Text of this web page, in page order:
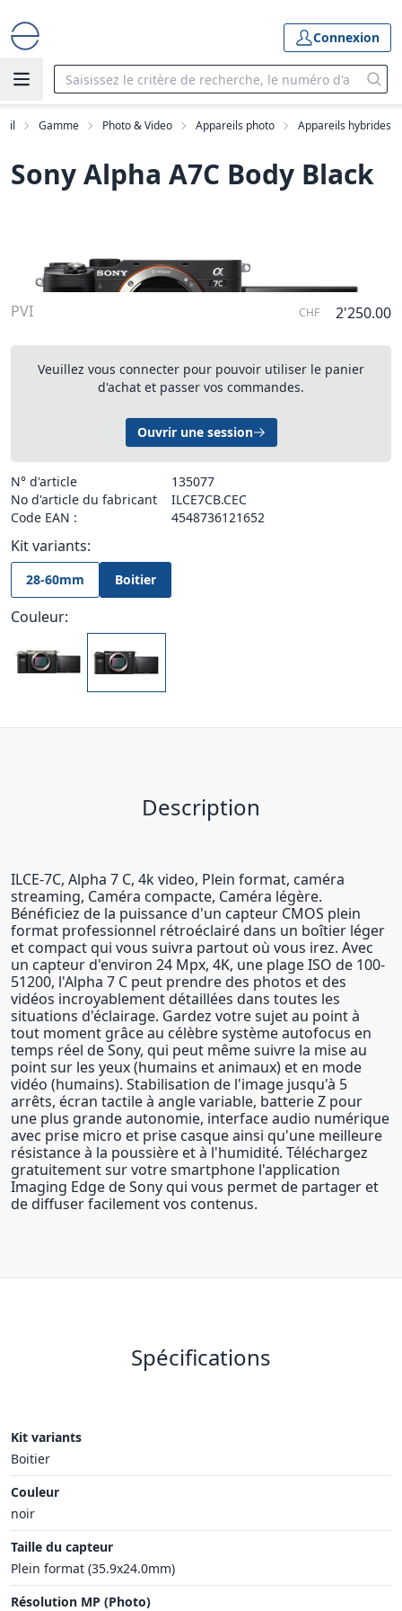
Connexion
Gamme Photo & Video Appareils photo Appareils hybrides
Sony Alpha A7C Body Black
PVI CHF 2'250.00
Veuillez vous connecter pour pouvoir utiliser le panier
d'achat et passer vos commandes.
Ouvrir une session
N° d'article
135077
No d'article du fabricant
ILCE7CB.CEC
Code EAN :
4548736121652
Kit variants:
28-60mm Boitier
Couleur:
Description
ILCE-7C, Alpha 7 C, 4k video, Plein format, caméra
streaming, Caméra compacte, Caméra légère.
Bénéficiez de la puissance d'un capteur CMOS plein
format professionnel rétroéclairé dans un boîtier léger
et compact qui vous suivra partout où vous irez. Avec
un capteur d'environ 24 Mpx, 4K, une plage ISO de 100-
51200, l'Alpha 7 C peut prendre des photos et des
vidéos incroyablement détaillées dans toutes les
situations d'éclairage. Gardez votre sujet au point à
tout moment grâce au célèbre système autofocus en
temps réel de Sony, qui peut même suivre la mise au
point sur les yeux (humains et animaux) et en mode
vidéo (humains). Stabilisation de l'image jusqu'à 5
arrêts, écran tactile à angle variable, batterie Z pour
une plus grande autonomie, interface audio numérique
avec prise micro et prise casque ainsi qu'une meilleure
résistance à la poussière et à l'humidité. Téléchargez
gratuitement sur votre smartphone l'application
Imaging Edge de Sony qui vous permet de partager et
de diffuser facilement vos contenus.
Spécifications
Kit variants
Boitier
Couleur
noir
Taille du capteur
Plein format (35.9x24.0mm)
Résolution MP (Photo)